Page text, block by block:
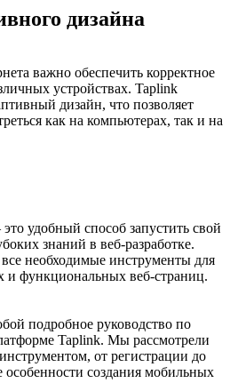
дизайна
важно обеспечить корректное
устройствах. Taplink
дизайн, что позволяет
как на компьютерах, так и на
удобный способ запустить свой
знаний в веб-разработке.
необходимые инструменты для
и функциональных веб-страниц.
подробное руководство по
Taplink. Мы рассмотрели
от регистрации до
особенности создания мобильных